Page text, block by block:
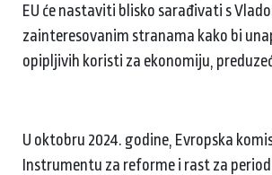
EU će nastaviti blisko sarađivati ​​s
zainteresovanim stranama kako bi
opipljivih koristi za ekonomiju,
U oktobru 2024. godine, Evropska
Instrumentu za reforme i rast za period